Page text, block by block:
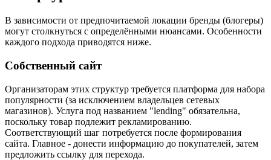
В зависимости от предпочитаемой локации бренды (блогеры)
могут столкнуться с определёнными нюансами. Особенности
каждого подхода приводятся ниже.
Собственный сайт
Организаторам этих структур требуется платформа для набора
популярности (за исключением владельцев сетевых
магазинов). Услуга под названием "lending" обязательна,
поскольку товар подлежит рекламированию.
Соответствующий шаг потребуется после формирования
сайта. Главное - донести информацию до покупателей, затем
предложить ссылку для перехода.